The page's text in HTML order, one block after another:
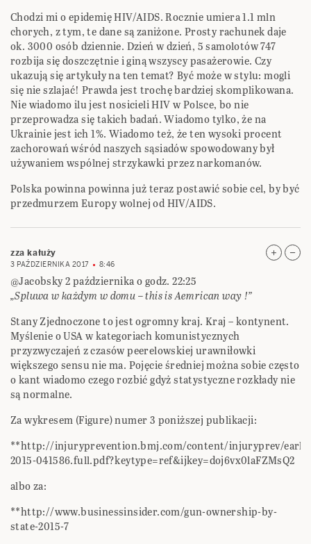
Chodzi mi o epidemię HIV/AIDS. Rocznie umiera 1.1 mln
chorych, z tym, te dane są zaniżone. Prosty rachunek daje
ok. 3000 osób dziennie. Dzień w dzień, 5 samolotów 747
rozbija się doszczętnie i giną wszyscy pasażerowie. Czy
ukazują się artykuły na ten temat? Być może w stylu: mogli
się nie szlajać! Prawda jest trochę bardziej skomplikowana.
Nie wiadomo ilu jest nosicieli HIV w Polsce, bo nie
przeprowadza się takich badań. Wiadomo tylko, że na
Ukrainie jest ich 1%. Wiadomo też, że ten wysoki procent
zachorowań wśród naszych sąsiadów spowodowany był
używaniem wspólnej strzykawki przez narkomanów.
Polska powinna powinna już teraz postawić sobie cel, by być
przedmurzem Europy wolnej od HIV/AIDS.
zza kałuży
3 PAŹDZIERNIKA 2017 8:46
@Jacobsky 2 października o godz. 22:25
„Spluwa w każdym w domu – this is Aemrican way !”
Stany Zjednoczone to jest ogromny kraj. Kraj – kontynent.
Myślenie o USA w kategoriach komunistycznych
przyzwyczajeń z czasów peerelowskiej urawniłowki
większego sensu nie ma. Pojęcie średniej można sobie często
o kant wiadomo czego rozbić gdyż statystyczne rozkłady nie
są normalne.
Za wykresem (Figure) numer 3 poniższej publikacji:
**http://injuryprevention.bmj.com/content/injuryprev/
2015-041586.full.pdf?keytype=ref&ijkey=doj6vx0laFZMsQ2
albo za:
**http://www.businessinsider.com/gun-ownership-by-
state-2015-7